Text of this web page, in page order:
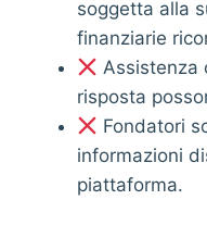
soggetta alla
finanziarie
Assistenza
risposta
Fondatori
informazioni
piattaforma.